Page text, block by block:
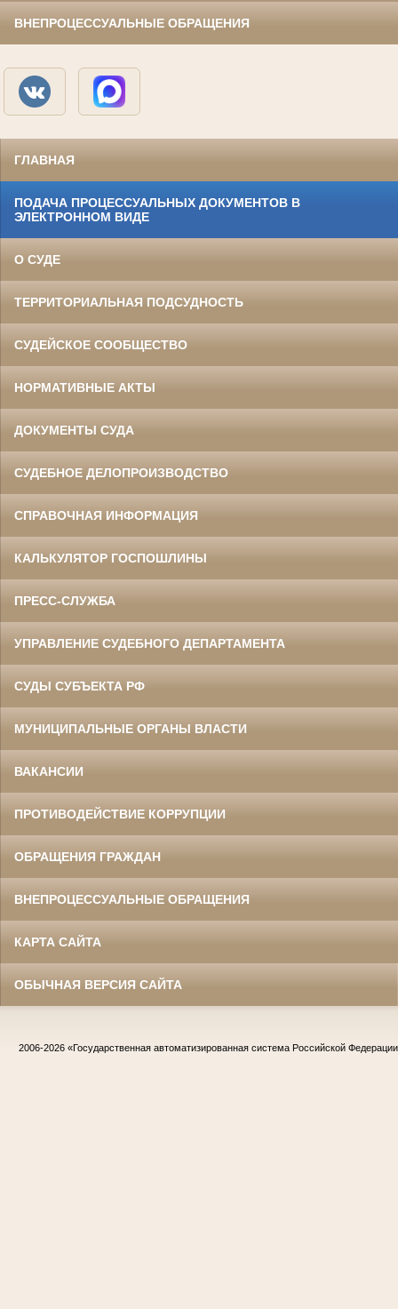
ВНЕПРОЦЕССУАЛЬНЫЕ ОБРАЩЕНИЯ
ГЛАВНАЯ
ПОДАЧА ПРОЦЕССУАЛЬНЫХ ДОКУМЕНТОВ В
ЭЛЕКТРОННОМ ВИДЕ
О СУДЕ
ТЕРРИТОРИАЛЬНАЯ ПОДСУДНОСТЬ
СУДЕЙСКОЕ СООБЩЕСТВО
НОРМАТИВНЫЕ АКТЫ
ДОКУМЕНТЫ СУДА
СУДЕБНОЕ ДЕЛОПРОИЗВОДСТВО
СПРАВОЧНАЯ ИНФОРМАЦИЯ
КАЛЬКУЛЯТОР ГОСПОШЛИНЫ
ПРЕСС-СЛУЖБА
УПРАВЛЕНИЕ СУДЕБНОГО ДЕПАРТАМЕНТА
СУДЫ СУБЪЕКТА РФ
МУНИЦИПАЛЬНЫЕ ОРГАНЫ ВЛАСТИ
ВАКАНСИИ
ПРОТИВОДЕЙСТВИЕ КОРРУПЦИИ
ОБРАЩЕНИЯ ГРАЖДАН
ВНЕПРОЦЕССУАЛЬНЫЕ ОБРАЩЕНИЯ
КАРТА САЙТА
ОБЫЧНАЯ ВЕРСИЯ САЙТА
2006-2026 «Государственная автоматизированная система Российской